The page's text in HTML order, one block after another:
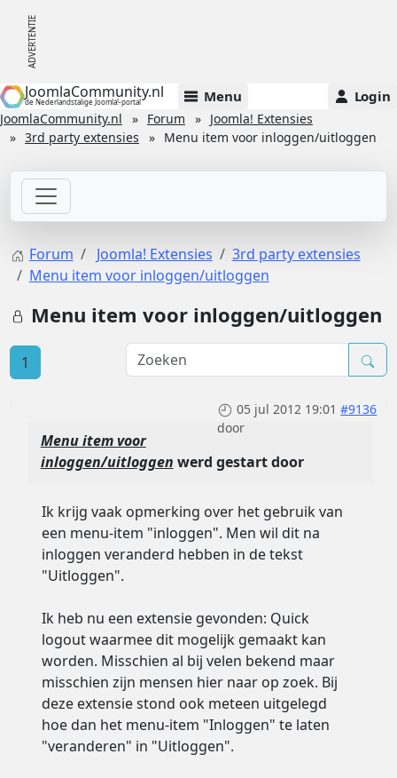
JoomlaCommunity.nl
de Nederlandstalige Joomla!-portal Menu Login
JoomlaCommunity.nl Forum
Joomla! Extensies
3rd party extensies
Menu item voor inloggen/uitloggen
Forum Joomla! Extensies
3rd party extensies
Menu item voor inloggen/uitloggen
Menu item voor inloggen/uitloggen
1
05 jul 2012 19:01 #9136
door
Menu item voor
inloggen/uitloggen werd gestart door
Ik krijg vaak opmerking over het gebruik van
een menu-item "inloggen". Men wil dit na
inloggen veranderd hebben in de tekst
"Uitloggen".
Ik heb nu een extensie gevonden: Quick
logout waarmee dit mogelijk gemaakt kan
worden. Misschien al bij velen bekend maar
misschien zijn mensen hier naar op zoek. Bij
deze extensie stond ook meteen uitgelegd
hoe dan het menu-item "Inloggen" te laten
"veranderen" in "Uitloggen".